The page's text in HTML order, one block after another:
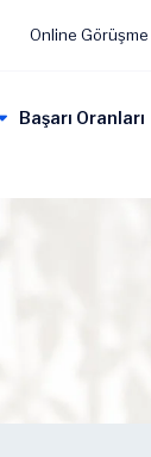
Online Görüşme
Başarı Oranları